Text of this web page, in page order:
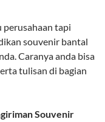
tapi
souvenir bantal
Caranya anda bisa
tulisan di bagian
Souvenir